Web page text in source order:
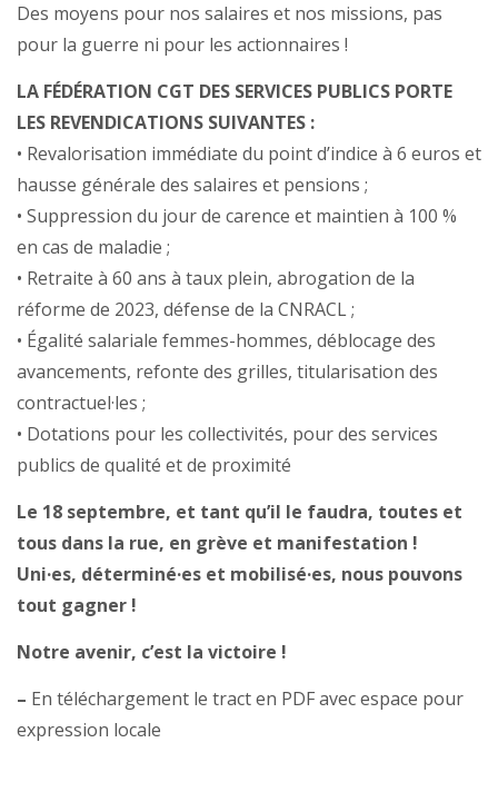
Des moyens pour nos salaires et nos missions, pas
pour la guerre ni pour les actionnaires !
LA FÉDÉRATION CGT DES SERVICES PUBLICS PORTE
LES REVENDICATIONS SUIVANTES :
• Revalorisation immédiate du point d’indice à 6 euros et
hausse générale des salaires et pensions ;
• Suppression du jour de carence et maintien à 100 %
en cas de maladie ;
• Retraite à 60 ans à taux plein, abrogation de la
réforme de 2023, défense de la CNRACL ;
• Égalité salariale femmes-hommes, déblocage des
avancements, refonte des grilles, titularisation des
contractuel·les ;
• Dotations pour les collectivités, pour des services
publics de qualité et de proximité
Le 18 septembre, et tant qu’il le faudra, toutes et
tous dans la rue, en grève et manifestation !
Uni·es, déterminé·es et mobilisé·es, nous pouvons
tout gagner !
Notre avenir, c’est la victoire !
– En téléchargement le tract en PDF avec espace pour
expression locale